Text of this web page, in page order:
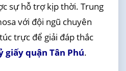
sự hỗ trợ kịp thời. Trung
với đội ngũ chuyên
trực để giải đáp thắc
giấy quận Tân Phú.